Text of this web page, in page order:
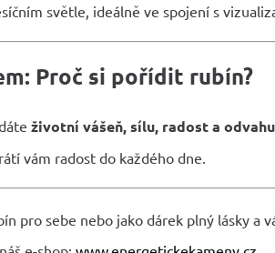
světle, ideálně ve spojení s
Proč si pořídit rubín?
životní vášeň, sílu, radost a
vám radost do každého dne.
pro sebe nebo jako dárek plný lásky a